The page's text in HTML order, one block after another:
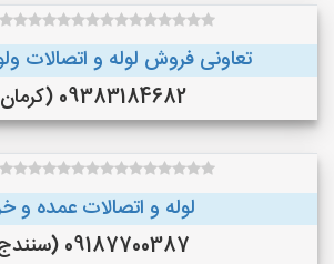
تعاونی فروش لوله و اتصالات
09383184682 (کرمان )
لوله و اتصالات عمده و
09187700387 (سنندج )